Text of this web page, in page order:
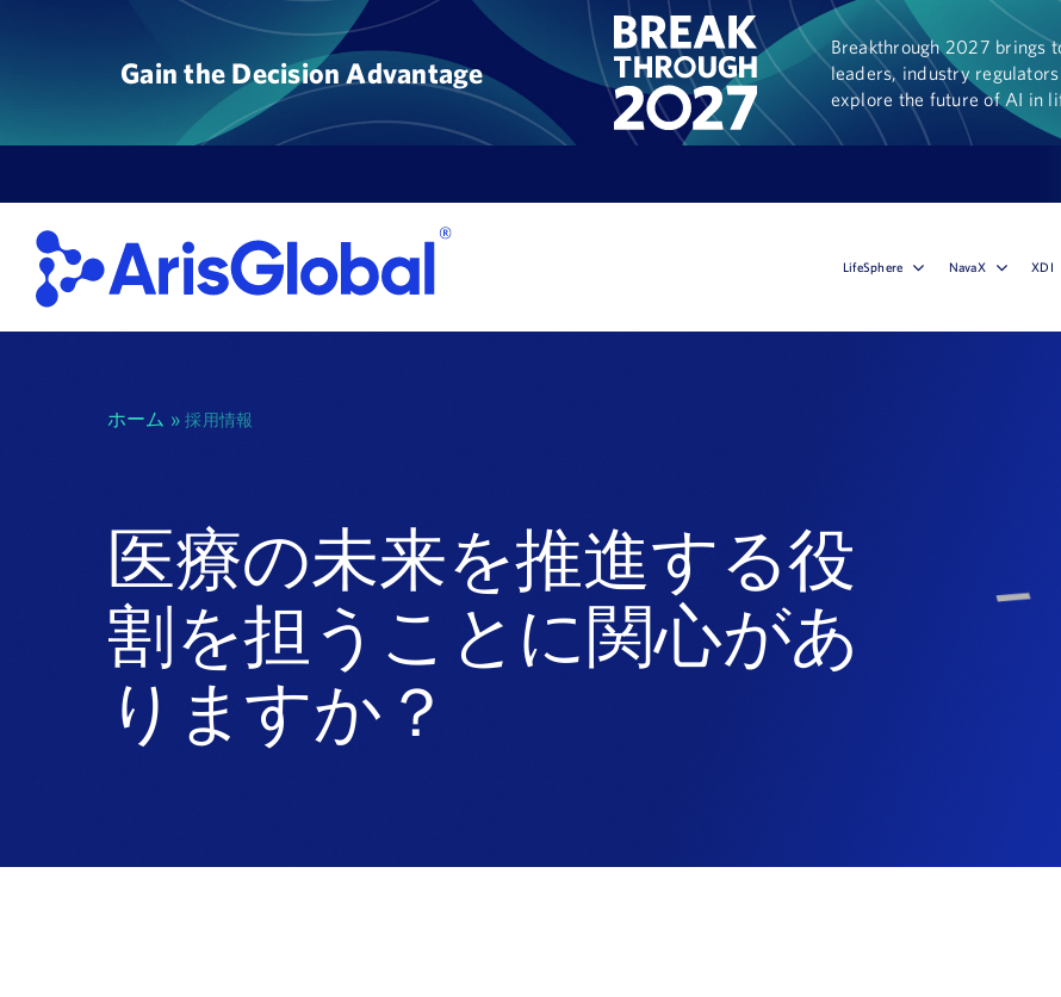
ツ
ス
す
Gain the Decision Advantage
Breakthrough 2027 brings
leaders, industry
explore the future of AI in
LifeSphere NavaX XDI
ホーム »採用情報
医療の未来を推進する役
割を担うことに関心があ
りますか？